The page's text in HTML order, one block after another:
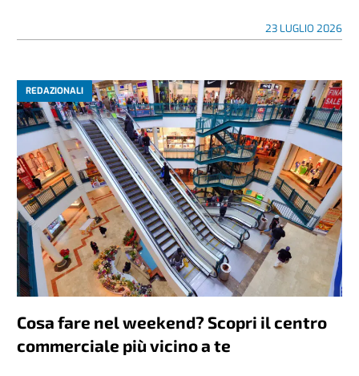
23 LUGLIO 2026
REDAZIONALI
Cosa fare nel weekend? Scopri il centro
commerciale più vicino a te